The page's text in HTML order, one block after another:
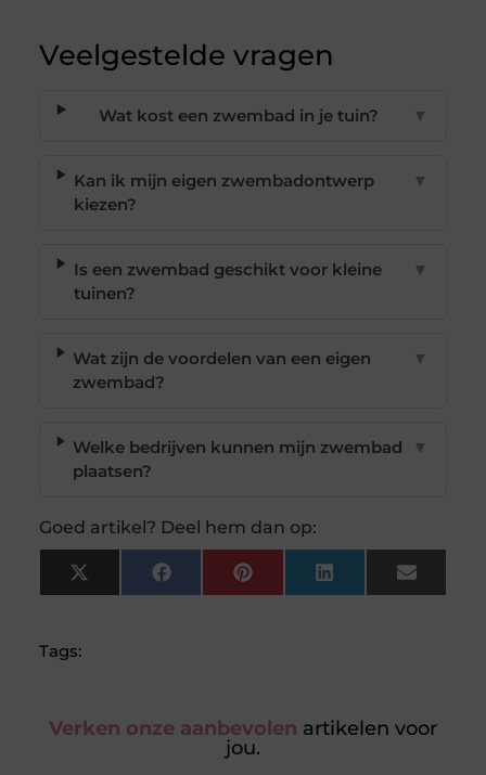
Veelgestelde vragen
Wat kost een zwembad in je tuin? ▼
Kan ik mijn eigen zwembadontwerp
kiezen?
▼
Is een zwembad geschikt voor kleine
tuinen?
▼
Wat zijn de voordelen van een eigen
zwembad?
▼
Welke bedrijven kunnen mijn zwembad
plaatsen?
▼
Goed artikel? Deel hem dan op:
X
(Twitter)
FacebookPinterest LinkedIn Email
Tags:
Verken onze aanbevolen artikelen voor
jou.